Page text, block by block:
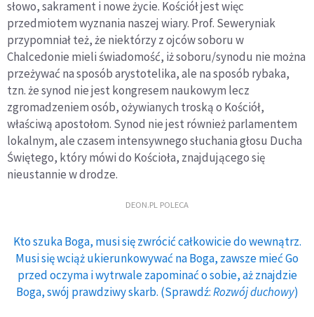
słowo, sakrament i nowe życie. Kościół jest więc
przedmiotem wyznania naszej wiary. Prof. Seweryniak
przypomniał też, że niektórzy z ojców soboru w
Chalcedonie mieli świadomość, iż soboru/synodu nie można
przeżywać na sposób arystotelika, ale na sposób rybaka,
tzn. że synod nie jest kongresem naukowym lecz
zgromadzeniem osób, ożywianych troską o Kościół,
właściwą apostołom. Synod nie jest również parlamentem
lokalnym, ale czasem intensywnego słuchania głosu Ducha
Świętego, który mówi do Kościoła, znajdującego się
nieustannie w drodze.
DEON.PL POLECA
Kto szuka Boga, musi się zwrócić całkowicie do wewnątrz.
Musi się wciąż ukierunkowywać na Boga, zawsze mieć Go
przed oczyma i wytrwale zapominać o sobie, aż znajdzie
Boga, swój prawdziwy skarb. (Sprawdź:Rozwój duchowy)